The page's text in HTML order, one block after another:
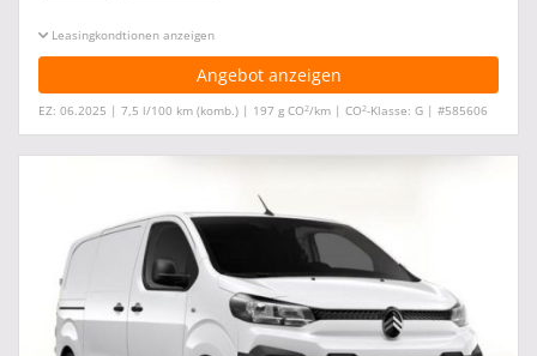
Leasingkonditionen ein-/ausblenden
Angebot anzeigen
EZ: 06.2025 | 7,5 l/100 km (komb.) | 197 g CO2/km | CO2-Klasse: G | #585606